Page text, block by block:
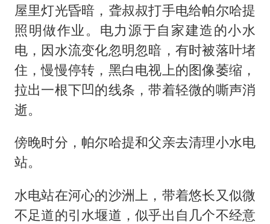
屋里灯光昏暗，聋叔叔打手电给帕尔哈提
照明做作业。电力源于自家建造的小水
电，因水流变化忽明忽暗，有时被落叶堵
住，慢慢停转，黑白电视上的图像萎缩，
拉出一根下凹的线条，带着轻微的嘶声消
逝。
傍晚时分，帕尔哈提和父亲去清理小水电
站。
水电站在河心的沙洲上，带着悠长又似微
不足道的引水堰道，似乎出自几个不经意